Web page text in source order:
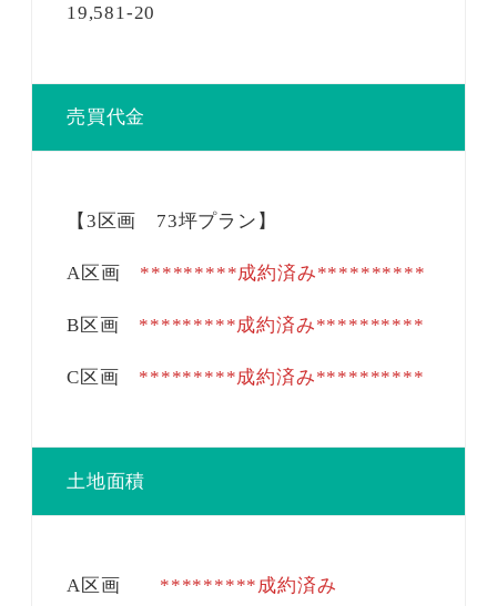
19,581-20
売買代金
【3区画 73坪プラン】
A区画 *********成約済み**********
B区画 *********成約済み**********
C区画 *********成約済み**********
土地面積
A区画 *********成約済み